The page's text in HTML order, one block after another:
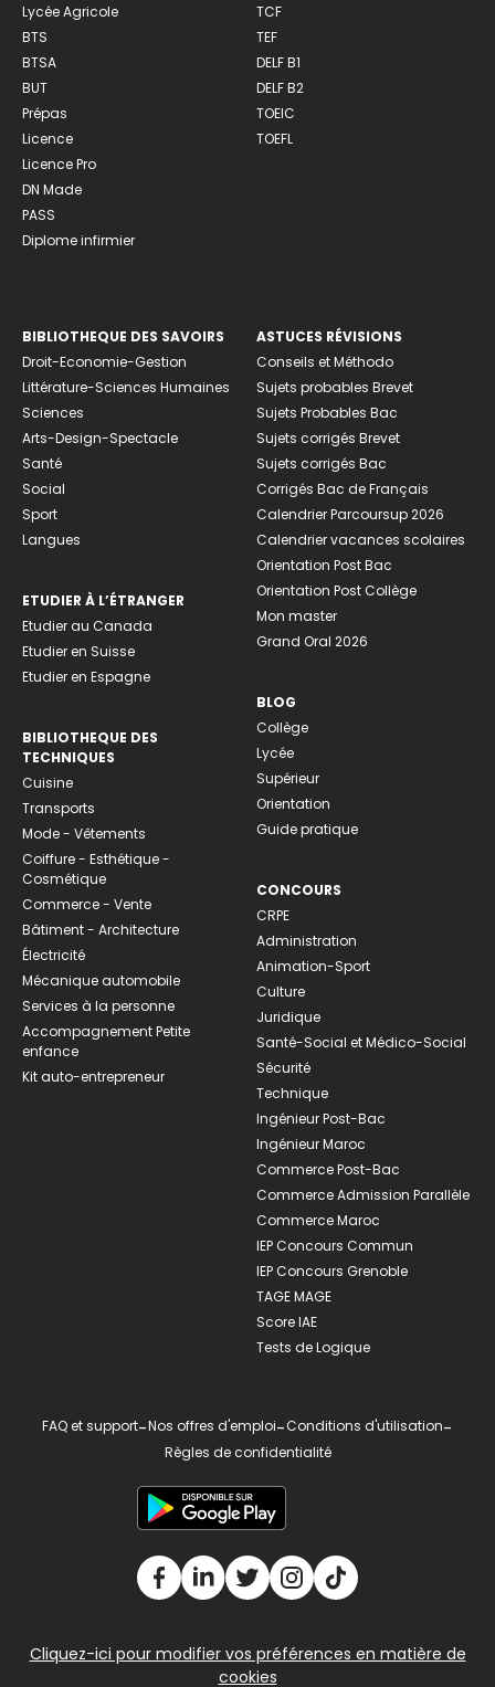
Lycée Agricole
BTS
BTSA
BUT
Prépas
Licence
Licence Pro
DN Made
PASS
Diplome infirmier
TCF
TEF
DELF B1
DELF B2
TOEIC
TOEFL
BIBLIOTHEQUE DES SAVOIRS
Droit-Economie-Gestion
Littérature-Sciences Humaines
Sciences
Arts-Design-Spectacle
Santé
Social
Sport
Langues
ETUDIER À L’ÉTRANGER
Etudier au Canada
Etudier en Suisse
Etudier en Espagne
BIBLIOTHEQUE DES
TECHNIQUES
Cuisine
Transports
Mode - Vêtements
Coiffure - Esthétique -
Cosmétique
Commerce - Vente
Bâtiment - Architecture
Électricité
Mécanique automobile
Services à la personne
Accompagnement Petite
enfance
Kit auto-entrepreneur
ASTUCES RÉVISIONS
Conseils et Méthodo
Sujets probables Brevet
Sujets Probables Bac
Sujets corrigés Brevet
Sujets corrigés Bac
Corrigés Bac de Français
Calendrier Parcoursup 2026
Calendrier vacances scolaires
Orientation Post Bac
Orientation Post Collège
Mon master
Grand Oral 2026
BLOG
Collège
Lycée
Supérieur
Orientation
Guide pratique
CONCOURS
CRPE
Administration
Animation-Sport
Culture
Juridique
Santé-Social et Médico-Social
Sécurité
Technique
Ingénieur Post-Bac
Ingénieur Maroc
Commerce Post-Bac
Commerce Admission Parallèle
Commerce Maroc
IEP Concours Commun
IEP Concours Grenoble
TAGE MAGE
Score IAE
Tests de Logique
FAQ et support-Nos offres d'emploi-Conditions d'utilisation-
Règles de confidentialité
Cliquez-ici pour modifier vos préférences en matière de
cookies